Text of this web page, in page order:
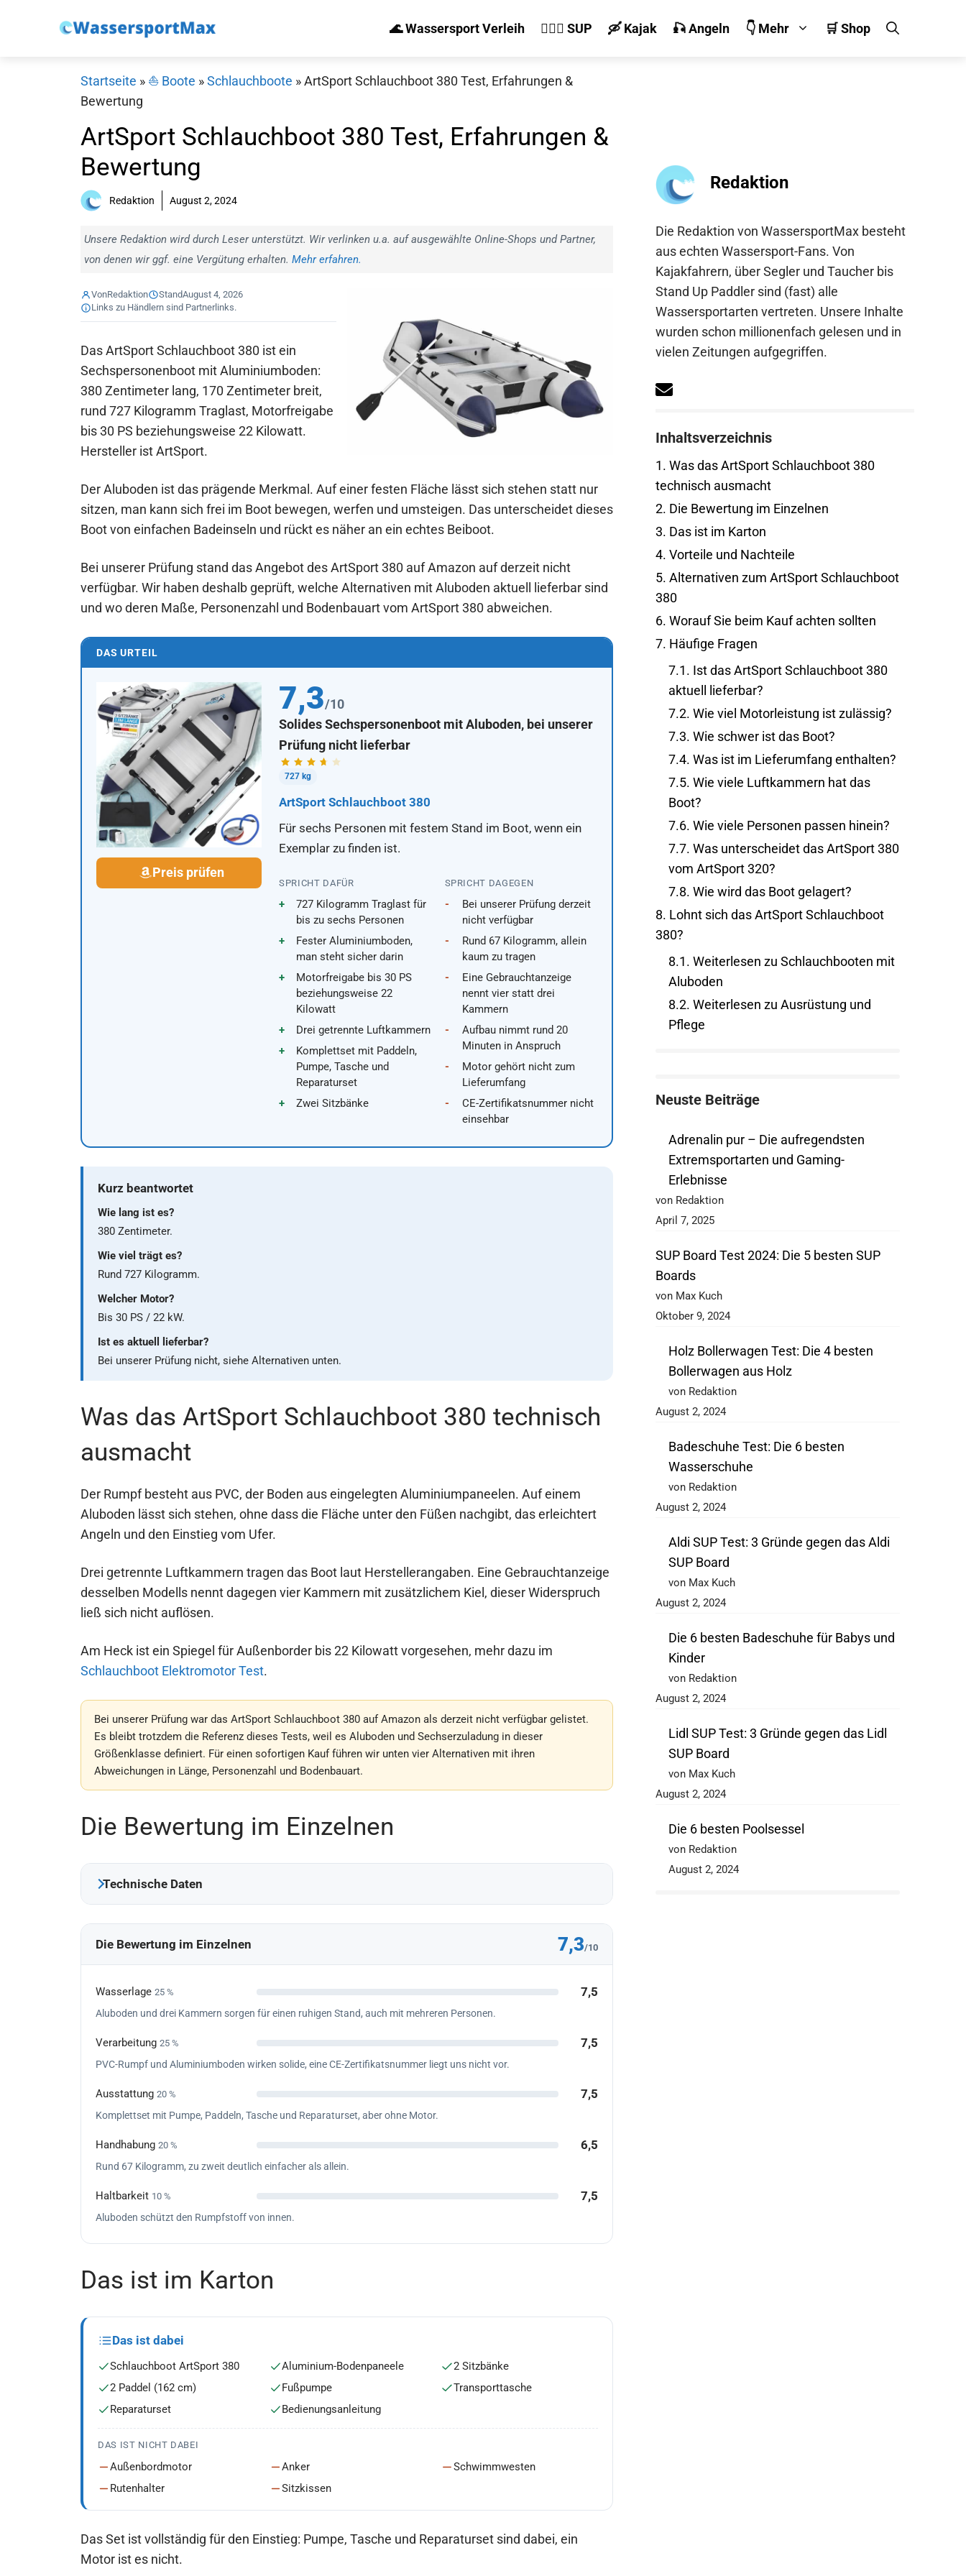
🌊 Wassersport Verleih 🏄‍♀️🛶 SUP 🛶 Kajak 🎣 Angeln 👇 Mehr 🛒 Shop
Startseite » ⛵️ Boote »Schlauchboote »ArtSport Schlauchboot 380 Test, Erfahrungen &
Bewertung
ArtSport Schlauchboot 380 Test, Erfahrungen &
Bewertung
Redaktion August 2, 2024
Unsere Redaktion wird durch Leser unterstützt. Wir verlinken u.a. auf ausgewählte Online-Shops und Partner,
von denen wir ggf. eine Vergütung erhalten. Mehr erfahren.
VonRedaktion StandAugust 4, 2026
Links zu Händlern sind Partnerlinks.
Das ArtSport Schlauchboot 380 ist ein
Sechspersonenboot mit Aluminiumboden:
380 Zentimeter lang, 170 Zentimeter breit,
rund 727 Kilogramm Traglast, Motorfreigabe
bis 30 PS beziehungsweise 22 Kilowatt.
Hersteller ist ArtSport.
Der Aluboden ist das prägende Merkmal. Auf einer festen Fläche lässt sich stehen statt nur
sitzen, man kann sich frei im Boot bewegen, werfen und umsteigen. Das unterscheidet dieses
Boot von einfachen Badeinseln und rückt es näher an ein echtes Beiboot.
Bei unserer Prüfung stand das Angebot des ArtSport 380 auf Amazon auf derzeit nicht
verfügbar. Wir haben deshalb geprüft, welche Alternativen mit Aluboden aktuell lieferbar sind
und wo deren Maße, Personenzahl und Bodenbauart vom ArtSport 380 abweichen.
DAS URTEIL
Preis prüfen
7,3/10
Solides Sechspersonenboot mit Aluboden, bei unserer
Prüfung nicht lieferbar
727 kg
ArtSport Schlauchboot 380
Für sechs Personen mit festem Stand im Boot, wenn ein
Exemplar zu finden ist.
SPRICHT DAFÜR
727 Kilogramm Traglast für
bis zu sechs Personen
Fester Aluminiumboden,
man steht sicher darin
Motorfreigabe bis 30 PS
beziehungsweise 22
Kilowatt
Drei getrennte Luftkammern
Komplettset mit Paddeln,
Pumpe, Tasche und
Reparaturset
Zwei Sitzbänke
SPRICHT DAGEGEN
Bei unserer Prüfung derzeit
nicht verfügbar
Rund 67 Kilogramm, allein
kaum zu tragen
Eine Gebrauchtanzeige
nennt vier statt drei
Kammern
Aufbau nimmt rund 20
Minuten in Anspruch
Motor gehört nicht zum
Lieferumfang
CE-Zertifikatsnummer nicht
einsehbar
Kurz beantwortet
Wie lang ist es?
380 Zentimeter.
Wie viel trägt es?
Rund 727 Kilogramm.
Welcher Motor?
Bis 30 PS / 22 kW.
Ist es aktuell lieferbar?
Bei unserer Prüfung nicht, siehe Alternativen unten.
Was das ArtSport Schlauchboot 380 technisch
ausmacht
Der Rumpf besteht aus PVC, der Boden aus eingelegten Aluminiumpaneelen. Auf einem
Aluboden lässt sich stehen, ohne dass die Fläche unter den Füßen nachgibt, das erleichtert
Angeln und den Einstieg vom Ufer.
Drei getrennte Luftkammern tragen das Boot laut Herstellerangaben. Eine Gebrauchtanzeige
desselben Modells nennt dagegen vier Kammern mit zusätzlichem Kiel, dieser Widerspruch
ließ sich nicht auflösen.
Am Heck ist ein Spiegel für Außenborder bis 22 Kilowatt vorgesehen, mehr dazu im
Schlauchboot Elektromotor Test.
Bei unserer Prüfung war das ArtSport Schlauchboot 380 auf Amazon als derzeit nicht verfügbar gelistet.
Es bleibt trotzdem die Referenz dieses Tests, weil es Aluboden und Sechserzuladung in dieser
Größenklasse definiert. Für einen sofortigen Kauf führen wir unten vier Alternativen mit ihren
Abweichungen in Länge, Personenzahl und Bodenbauart.
Die Bewertung im Einzelnen
Technische Daten
Die Bewertung im Einzelnen 7,3/10
Wasserlage 25 % 7,5
Aluboden und drei Kammern sorgen für einen ruhigen Stand, auch mit mehreren Personen.
Verarbeitung 25 % 7,5
PVC-Rumpf und Aluminiumboden wirken solide, eine CE-Zertifikatsnummer liegt uns nicht vor.
Ausstattung 20 % 7,5
Komplettset mit Pumpe, Paddeln, Tasche und Reparaturset, aber ohne Motor.
Handhabung 20 % 6,5
Rund 67 Kilogramm, zu zweit deutlich einfacher als allein.
Haltbarkeit 10 % 7,5
Aluboden schützt den Rumpfstoff von innen.
Das ist im Karton
Das ist dabei
Schlauchboot ArtSport 380 Aluminium-Bodenpaneele
2 Sitzbänke
2 Paddel (162 cm)
Fußpumpe
Transporttasche
Reparaturset
Bedienungsanleitung
DAS IST NICHT DABEI
Außenbordmotor Anker
Schwimmwesten
Rutenhalter
Sitzkissen
Das Set ist vollständig für den Einstieg: Pumpe, Tasche und Reparaturset sind dabei, ein
Motor ist es nicht.
Redaktion
Die Redaktion von WassersportMax besteht
aus echten Wassersport-Fans. Von
Kajakfahrern, über Segler und Taucher bis
Stand Up Paddler sind (fast) alle
Wassersportarten vertreten. Unsere Inhalte
wurden schon millionenfach gelesen und in
vielen Zeitungen aufgegriffen.
Inhaltsverzeichnis
1. Was das ArtSport Schlauchboot 380
technisch ausmacht
2. Die Bewertung im Einzelnen
3. Das ist im Karton
4. Vorteile und Nachteile
5. Alternativen zum ArtSport Schlauchboot
380
6. Worauf Sie beim Kauf achten sollten
7. Häufige Fragen
7.1. Ist das ArtSport Schlauchboot 380
aktuell lieferbar?
7.2. Wie viel Motorleistung ist zulässig?
7.3. Wie schwer ist das Boot?
7.4. Was ist im Lieferumfang enthalten?
7.5. Wie viele Luftkammern hat das
Boot?
7.6. Wie viele Personen passen hinein?
7.7. Was unterscheidet das ArtSport 380
vom ArtSport 320?
7.8. Wie wird das Boot gelagert?
8. Lohnt sich das ArtSport Schlauchboot
380?
8.1. Weiterlesen zu Schlauchbooten mit
Aluboden
8.2. Weiterlesen zu Ausrüstung und
Pflege
Neuste Beiträge
Adrenalin pur – Die aufregendsten
Extremsportarten und Gaming-
Erlebnisse
von Redaktion
April 7, 2025
SUP Board Test 2024: Die 5 besten SUP
Boards
von Max Kuch
Oktober 9, 2024
Holz Bollerwagen Test: Die 4 besten
Bollerwagen aus Holz
von Redaktion
August 2, 2024
Badeschuhe Test: Die 6 besten
Wasserschuhe
von Redaktion
August 2, 2024
Aldi SUP Test: 3 Gründe gegen das Aldi
SUP Board
von Max Kuch
August 2, 2024
Die 6 besten Badeschuhe für Babys und
Kinder
von Redaktion
August 2, 2024
Lidl SUP Test: 3 Gründe gegen das Lidl
SUP Board
von Max Kuch
August 2, 2024
Die 6 besten Poolsessel
von Redaktion
August 2, 2024